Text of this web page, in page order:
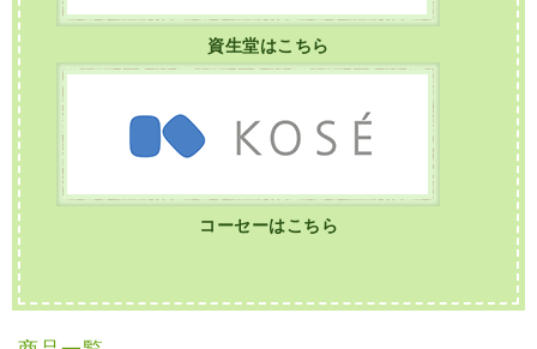
資生堂はこちら
コーセーはこちら